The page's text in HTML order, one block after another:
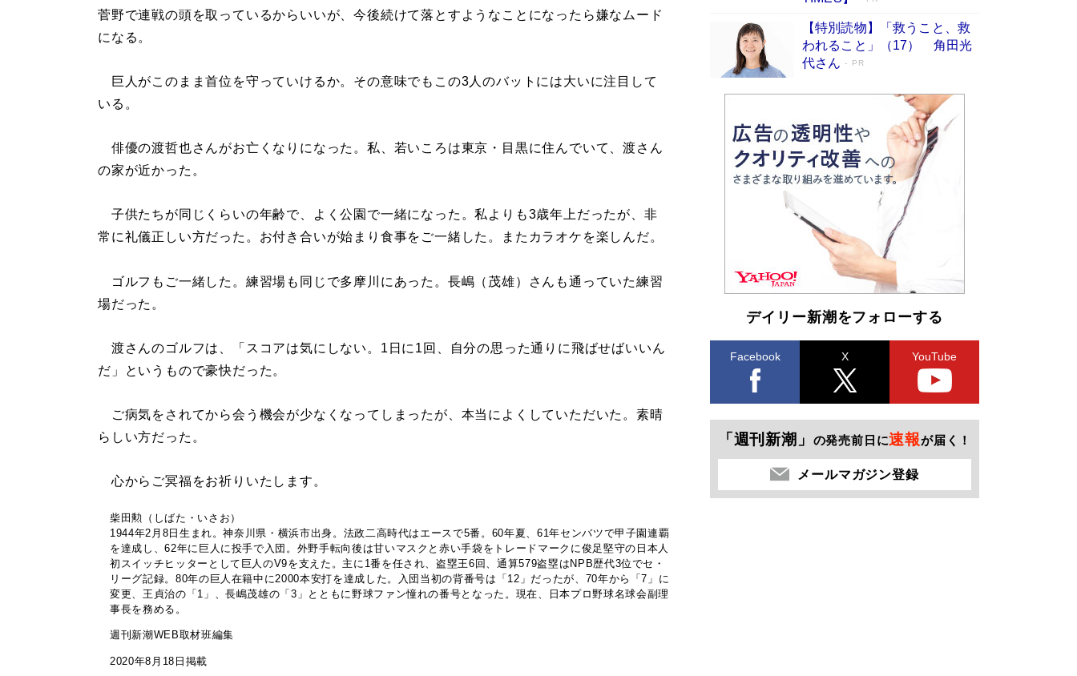
菅野で連戦の頭を取っているからいいが、今後続けて落とすようなことになったら嫌なムード
になる。
巨人がこのまま首位を守っていけるか。その意味でもこの3人のバットには大いに注目して
いる。
俳優の渡哲也さんがお亡くなりになった。私、若いころは東京・目黒に住んでいて、渡さん
の家が近かった。
子供たちが同じくらいの年齢で、よく公園で一緒になった。私よりも3歳年上だったが、非
常に礼儀正しい方だった。お付き合いが始まり食事をご一緒した。またカラオケを楽しんだ。
ゴルフもご一緒した。練習場も同じで多摩川にあった。長嶋（茂雄）さんも通っていた練習
場だった。
渡さんのゴルフは、「スコアは気にしない。1日に1回、自分の思った通りに飛ばせばいいん
だ」というもので豪快だった。
ご病気をされてから会う機会が少なくなってしまったが、本当によくしていただいた。素晴
らしい方だった。
心からご冥福をお祈りいたします。
柴田勲（しばた・いさお）
1944年2月8日生まれ。神奈川県・横浜市出身。法政二高時代はエースで5番。60年夏、61年センバツで甲子園連覇
を達成し、62年に巨人に投手で入団。外野手転向後は甘いマスクと赤い手袋をトレードマークに俊足堅守の日本人
初スイッチヒッターとして巨人のV9を支えた。主に1番を任され、盗塁王6回、通算579盗塁はNPB歴代3位でセ・
リーグ記録。80年の巨人在籍中に2000本安打を達成した。入団当初の背番号は「12」だったが、70年から「7」に
変更、王貞治の「1」、長嶋茂雄の「3」とともに野球ファン憧れの番号となった。現在、日本プロ野球名球会副理
事長を務める。
週刊新潮WEB取材班編集
2020年8月18日掲載
【特別読物】「救うこと、救
われること」（17） 角田光
代さん
PR
デイリー新潮をフォローする
Facebook X YouTube
「週刊新潮」 の発売前日に速報が届く！
メールマガジン登録